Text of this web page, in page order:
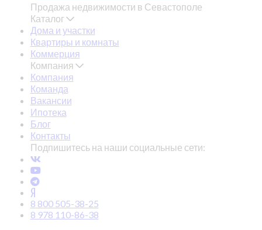
Продажа недвижимости в Севастополе
Каталог
Дома и участки
Квартиры и комнаты
Коммерция
Компания
Компания
Команда
Вакансии
Ипотека
Блог
Контакты
Подпишитесь на наши социальные сети:
8 800 505-38-25
8 978 110-86-38